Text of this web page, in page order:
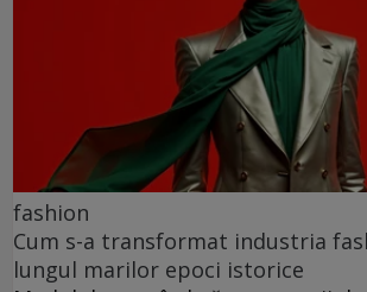
fashion
Cum s-a transformat industria
lungul marilor epoci istorice